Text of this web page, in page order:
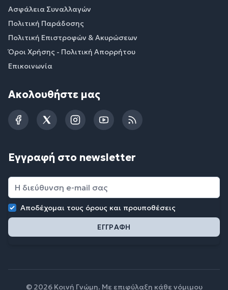
Ασφάλεια Συναλλαγών
Πολιτική Παράδοσης
Πολιτική Επιστροφών & Ακυρώσεων
Όροι Χρήσης - Πολιτική Απορρήτου
Επικοινωνία
Ακολουθήστε μας
FacebookTwitterInstagramYouTubeRSS
Εγγραφή στο newsletter
Αποδέχομαι τους όρους και προυποθέσεις
© 2026 Κοινή Γνώμη. Με επιφύλαξη κάθε νόμιμου